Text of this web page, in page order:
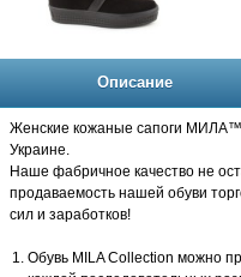
Описание
Женские кожаные сапоги МИЛА™
Украине.
Наше фабричное качество не
продаваемость нашей обуви
сил и заработков!
Обувь MILA Collection можно